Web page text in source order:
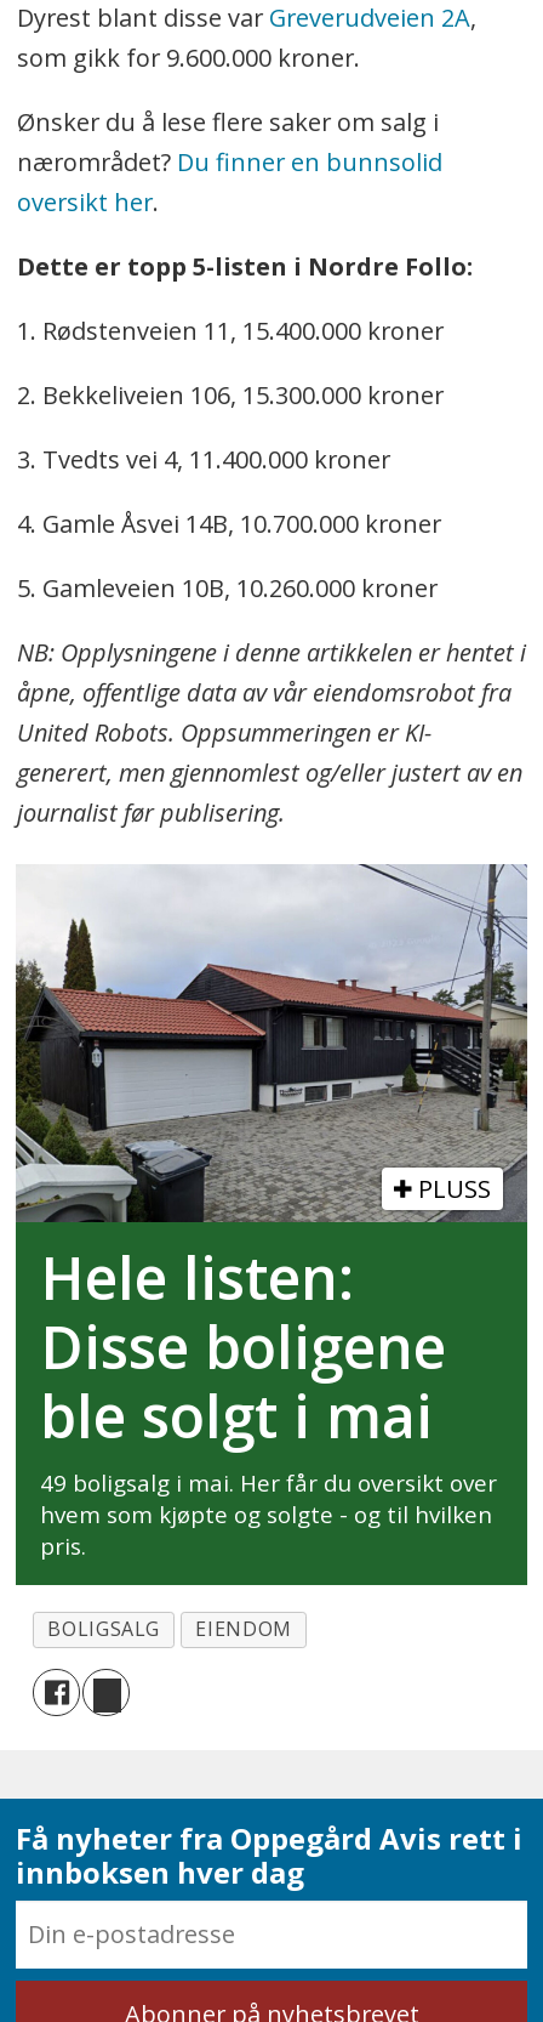
Dyrest blant disse var Greverudveien 2A,
som gikk for 9.600.000 kroner.
Ønsker du å lese flere saker om salg i
nærområdet? Du finner en bunnsolid
oversikt her.
Dette er topp 5-listen i Nordre Follo:
1. Rødstenveien 11, 15.400.000 kroner
2. Bekkeliveien 106, 15.300.000 kroner
3. Tvedts vei 4, 11.400.000 kroner
4. Gamle Åsvei 14B, 10.700.000 kroner
5. Gamleveien 10B, 10.260.000 kroner
NB: Opplysningene i denne artikkelen er hentet i
åpne, offentlige data av vår eiendomsrobot fra
United Robots. Oppsummeringen er KI-
generert, men gjennomlest og/eller justert av en
journalist før publisering.
PLUSS
Hele listen:
Disse boligene
ble solgt i mai
49 boligsalg i mai. Her får du oversikt over
hvem som kjøpte og solgte - og til hvilken
pris.
BOLIGSALG EIENDOM
Få nyheter fra Oppegård Avis rett i
innboksen hver dag